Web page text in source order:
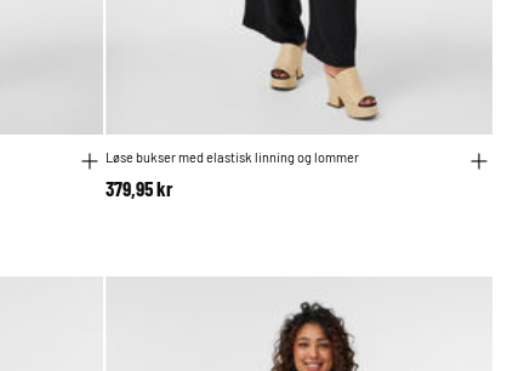
Løse bukser med elastisk linning og lommer
379,95 kr